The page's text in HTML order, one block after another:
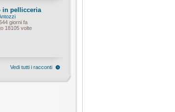
in pellicceria
giorni fa
18105 volte
Vedi tutti i racconti